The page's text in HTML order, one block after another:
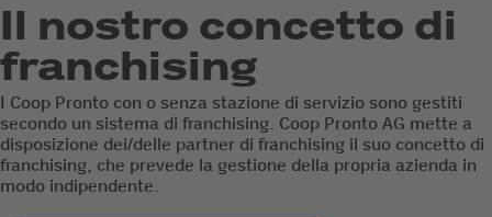
Il nostro concetto di
franchising
I Coop Pronto con o senza stazione di servizio sono gestiti
secondo un sistema di franchising. Coop Pronto AG mette a
disposizione dei/delle partner di franchising il suo concetto di
franchising, che prevede la gestione della propria azienda in
modo indipendente.